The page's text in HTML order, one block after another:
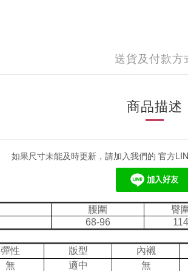
送貨及付款方
商品描述
如果尺寸未能及時更新，請加入我們的 官方
腰圍 臀圍
68-96 114
彈性 版型 內襯
無 適中 無